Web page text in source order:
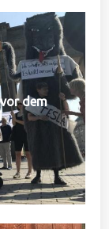
dem